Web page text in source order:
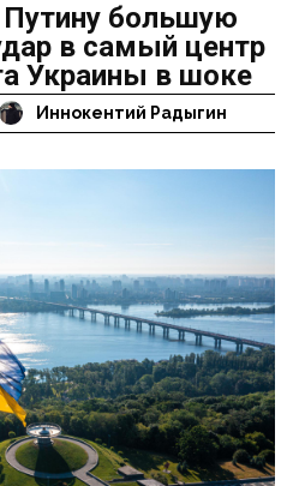
большую
в самый центр
Украины в шоке
Иннокентий Радыгин